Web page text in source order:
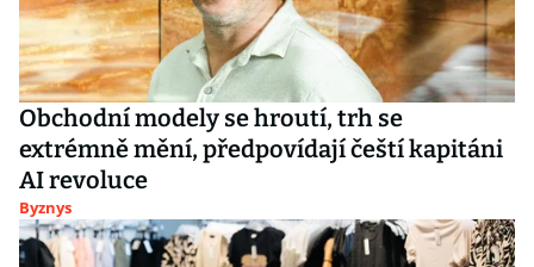
Obchodní modely se hroutí, trh se
extrémně mění, předpovídají čeští kapitáni
AI revoluce
Byznys